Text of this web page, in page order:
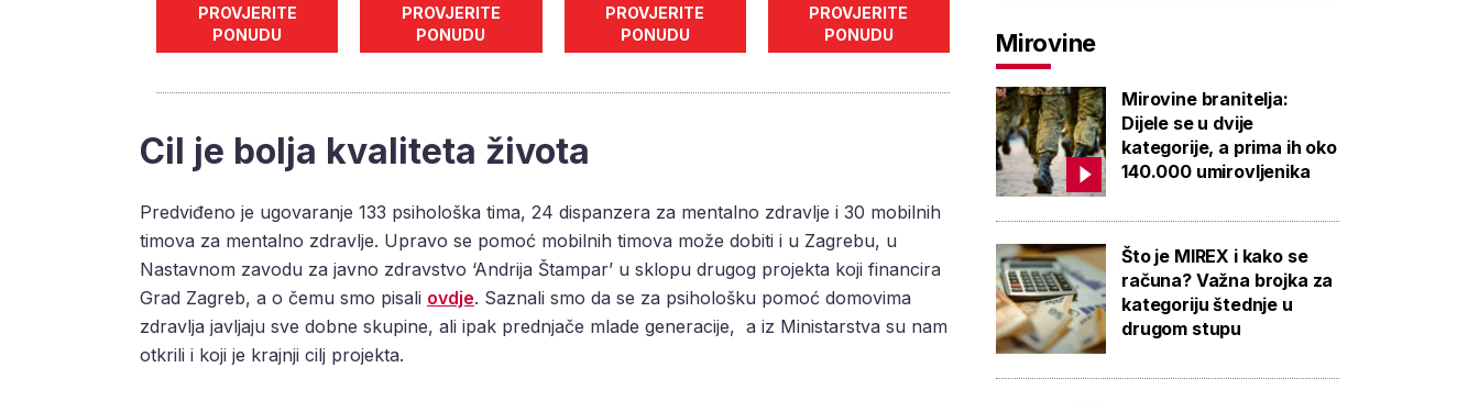
PROVJERITE
PONUDU
PROVJERITE
PONUDU
PROVJERITE
PONUDU
PROVJERITE
PONUDU
PONUDU
Cil je bolja kvaliteta života
Predviđeno je ugovaranje 133 psihološka tima, 24 dispanzera za mentalno zdravlje i 30 mobilnih
timova za mentalno zdravlje. Upravo se pomoć mobilnih timova može dobiti i u Zagrebu, u
Nastavnom zavodu za javno zdravstvo ‘Andrija Štampar’ u sklopu drugog projekta koji financira
Grad Zagreb, a o čemu smo pisali ovdje. Saznali smo da se za psihološku pomoć domovima
zdravlja javljaju sve dobne skupine, ali ipak prednjače mlade generacije, a iz Ministarstva su nam
otkrili i koji je krajnji cilj projekta.
Mirovine
Mirovine branitelja:
Dijele se u dvije
kategorije, a prima ih oko
140.000 umirovljenika
Što je MIREX i kako se
računa? Važna brojka za
kategoriju štednje u
drugom stupu